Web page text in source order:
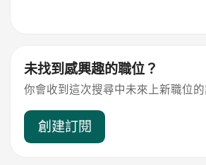
未找到感興趣的職位？
你會收到這次搜尋中未來上新職位
創建訂閱